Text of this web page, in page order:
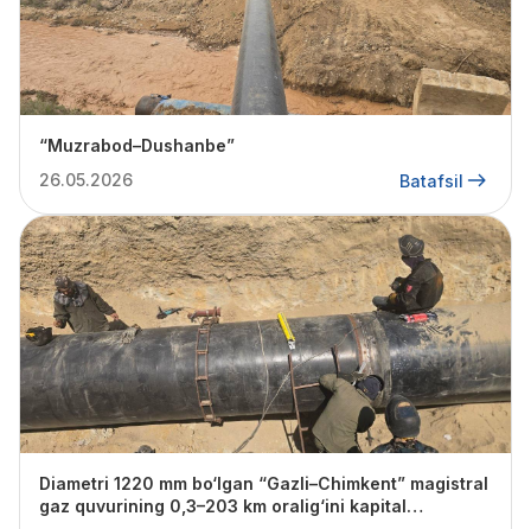
“Muzrabod–Dushanbe”
26.05.2026
Batafsil
Diametri 1220 mm bo‘lgan “Gazli–Chimkent” magistral
gaz quvurining 0,3–203 km oralig‘ini kapital